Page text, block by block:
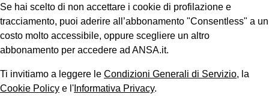
Se hai scelto di non accettare i cookie di profilazione e
tracciamento, puoi aderire all’abbonamento "Consentless" a un
costo molto accessibile, oppure scegliere un altro
abbonamento per accedere ad ANSA.it.
Ti invitiamo a leggere le Condizioni Generali di Servizio, la
Cookie Policy e l' Informativa Privacy.